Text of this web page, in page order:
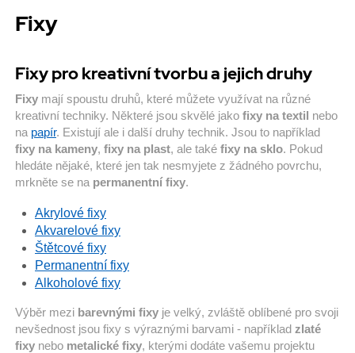
Fixy
Fixy pro kreativní tvorbu a jejich druhy
Fixy mají spoustu druhů, které můžete využívat na různé
kreativní techniky. Některé jsou skvělé jako fixy na textil nebo
na papír. Existují ale i další druhy technik. Jsou to například
fixy na kameny, fixy na plast, ale také fixy na sklo. Pokud
hledáte nějaké, které jen tak nesmyjete z žádného povrchu,
mrkněte se na permanentní fixy.
Akrylové fixy
Akvarelové fixy
Štětcové fixy
Permanentní fixy
Alkoholové fixy
Výběr mezi barevnými fixy je velký, zvláště oblíbené pro svoji
nevšednost jsou fixy s výraznými barvami - například zlaté
fixy nebo metalické fixy, kterými dodáte vašemu projektu